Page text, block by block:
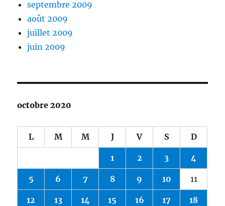
septembre 2009
août 2009
juillet 2009
juin 2009
octobre 2020
L M M J V S D
1 2 3 4
5 6 7 8 9 10 11
12 13 14 15 16 17 18